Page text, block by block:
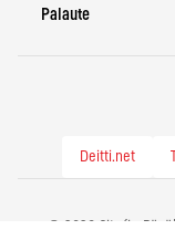
Palaute
Deitti.net